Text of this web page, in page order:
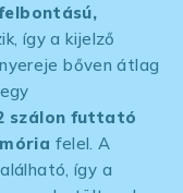
így a kijelző
bőven átlag
szálon futtató
felel. A
így a